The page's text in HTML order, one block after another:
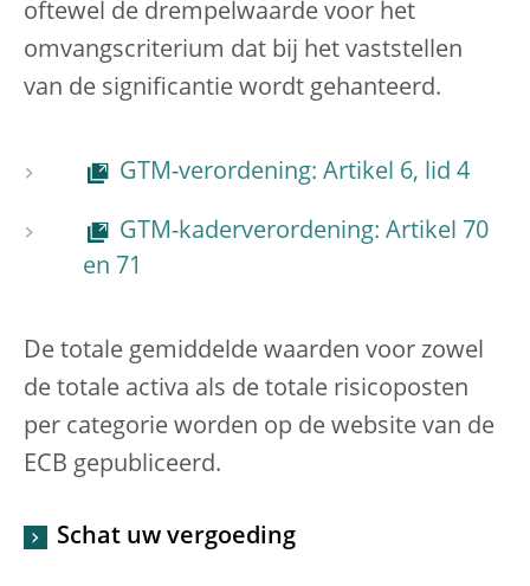
oftewel de drempelwaarde voor het
omvangscriterium dat bij het vaststellen
van de significantie wordt gehanteerd.
GTM-verordening: Artikel 6, lid 4
GTM-kaderverordening: Artikel 70
en 71
De totale gemiddelde waarden voor zowel
de totale activa als de totale risicoposten
per categorie worden op de website van de
ECB gepubliceerd.
Schat uw vergoeding